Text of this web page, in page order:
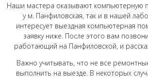
Наши мастера оказывают компьютерную
у м. Панфиловская, так и в нашей
интересует выездная компьютерная
заявку ниже. После этого вам
работающий на Панфиловской, и
Важно учитывать, что не все
выполнить на выезде. В некоторых